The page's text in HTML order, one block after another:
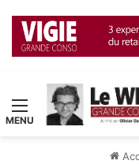
Menu